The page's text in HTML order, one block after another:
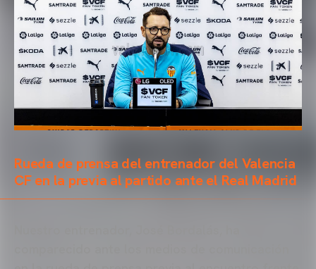
Rueda de prensa del entrenador del Valencia
CF en la previa al partido ante el Real Madrid